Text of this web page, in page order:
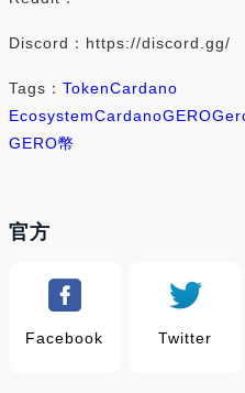
Discord：https://discord.gg/
Tags： TokenCardano
EcosystemCardanoGERO
GERO幣
官方
Facebook Twitter